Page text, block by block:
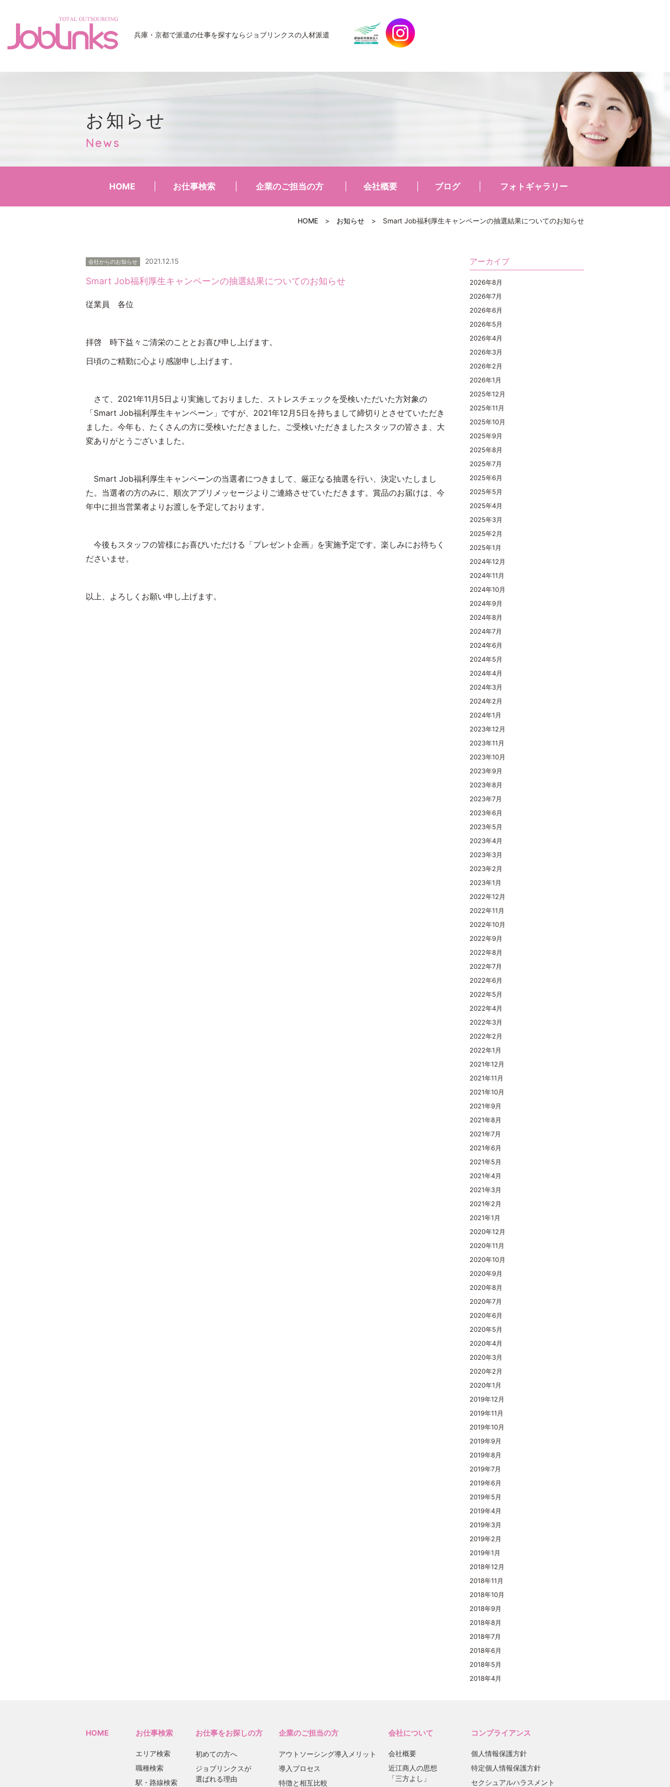
兵庫・京都で派遣の仕事を探すならジョブリンクスの人材派遣
お知らせ
News
HOME お仕事検索 企業のご担当の方 会社概要 ブログ フォトギャラリー
HOME > お知らせ > Smart Job福利厚生キャンペーンの抽選結果についてのお知らせ
会社からのお知らせ 2021.12.15
Smart Job福利厚生キャンペーンの抽選結果についてのお知らせ
従業員 各位
拝啓 時下益々ご清栄のこととお喜び申し上げます。
日頃のご精勤に心より感謝申し上げます。
さて、 2021年11月 5日より実施しておりました、ストレスチェックを受検いただいた方対象の
「Smart Job福利厚生キャンペーン」ですが、 2021年12月 5日を持ちまして締切りとさせていただき
ました。今年も、たくさんの方に受検いただきました。ご受検いただきましたスタッフの皆さま、大
変ありがとうございました。
Smart Job福利厚生キャンペーンの当選者につきまして、厳正なる抽選を行い、決定いたしまし
た。当選者の方のみに、順次アプリメッセージよりご連絡させていただきます。賞品のお届けは、今
年中に担当営業者よりお渡しを予定しております。
今後もスタッフの皆様にお喜びいただける「プレゼント企画」を実施予定です。楽しみにお待ちく
ださいませ。
以上、よろしくお願い申し上げます。
アーカイブ
2026年8月
2026年7月
2026年6月
2026年5月
2026年4月
2026年3月
2026年2月
2026年1月
2025年12月
2025年11月
2025年10月
2025年9月
2025年8月
2025年7月
2025年6月
2025年5月
2025年4月
2025年3月
2025年2月
2025年1月
2024年12月
2024年11月
2024年10月
2024年9月
2024年8月
2024年7月
2024年6月
2024年5月
2024年4月
2024年3月
2024年2月
2024年1月
2023年12月
2023年11月
2023年10月
2023年9月
2023年8月
2023年7月
2023年6月
2023年5月
2023年4月
2023年3月
2023年2月
2023年1月
2022年12月
2022年11月
2022年10月
2022年9月
2022年8月
2022年7月
2022年6月
2022年5月
2022年4月
2022年3月
2022年2月
2022年1月
2021年12月
2021年11月
2021年10月
2021年9月
2021年8月
2021年7月
2021年6月
2021年5月
2021年4月
2021年3月
2021年2月
2021年1月
2020年12月
2020年11月
2020年10月
2020年9月
2020年8月
2020年7月
2020年6月
2020年5月
2020年4月
2020年3月
2020年2月
2020年1月
2019年12月
2019年11月
2019年10月
2019年9月
2019年8月
2019年7月
2019年6月
2019年5月
2019年4月
2019年3月
2019年2月
2019年1月
2018年12月
2018年11月
2018年10月
2018年9月
2018年8月
2018年7月
2018年6月
2018年5月
2018年4月
HOME お仕事検索
エリア検索
職種検索
駅・路線検索
お仕事をお探しの方
初めての方へ
ジョブリンクスが
選ばれる理由
企業のご担当の方
アウトソーシング導入メリット
導入プロセス
特徴と相互比較
会社について
会社概要
近江商人の思想
「三方よし」
コンプライアンス
個人情報保護方針
特定個人情報保護方針
セクシュアルハラスメント